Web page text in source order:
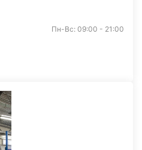
Пн-Вс: 09:00 - 21:00